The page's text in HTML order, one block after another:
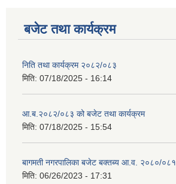
बजेट तथा कार्यक्रम
निति तथा कार्यक्रम २०८२/०८३
मिति: 07/18/2025 - 16:14
आ.ब.२०८२/०८३ को बजेट तथा कार्यक्रम
मिति: 07/18/2025 - 15:54
बागमती नगरपालिका बजेट बक्तब्य आ.व. २०८०/०८१
मिति: 06/26/2023 - 17:31